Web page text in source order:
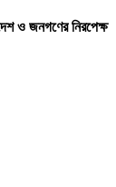
ও জনগণের নিরপেক্ষ